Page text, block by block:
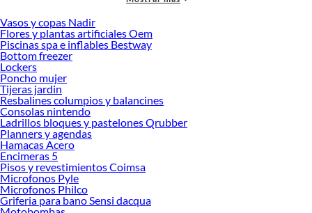
Desde remodelaciones hasta proyectos de decoración, estamos aquí para hacer
tus ideas realidad. ¡Visítanos y encuentra todo lo que tenemos para ofrecerte en
Frazadas y Mantas!
Explora la variedad de productos de Frazadas y Mantas en Sodimac
Herramientas, materiales y accesorios de calidad para tus proyectos y
renovación de espacios. ¡Visítanos y descubre todo lo que tenemos para
ofrecerte!
Encuentra una amplia variedad de productos de Frazadas y Mantas en Sodimac.
Encuentra todo lo necesario para tus proyectos de renovación y decoración.
¡Visítanos y haz tus ideas realidad!
Vasos y copas Nadir
Flores y plantas artificiales Oem
Piscinas spa e inflables Bestway
Bottom freezer
Lockers
Poncho mujer
Tijeras jardin
Resbalines columpios y balancines
Consolas nintendo
Ladrillos bloques y pastelones Qrubber
Planners y agendas
Hamacas Acero
Encimeras 5
Pisos y revestimientos Coimsa
Microfonos Pyle
Microfonos Philco
Griferia para bano Sensi dacqua